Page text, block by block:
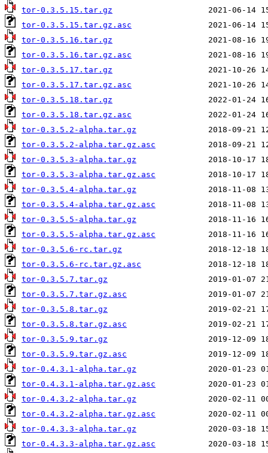
tor-0.3.5.15.tar.gz
tor-0.3.5.15.tar.gz.asc
tor-0.3.5.16.tar.gz
tor-0.3.5.16.tar.gz.asc
tor-0.3.5.17.tar.gz
tor-0.3.5.17.tar.gz.asc
tor-0.3.5.18.tar.gz
tor-0.3.5.18.tar.gz.asc
tor-0.3.5.2-alpha.tar.gz
tor-0.3.5.2-alpha.tar.gz.asc
tor-0.3.5.3-alpha.tar.gz
tor-0.3.5.3-alpha.tar.gz.asc
tor-0.3.5.4-alpha.tar.gz
tor-0.3.5.4-alpha.tar.gz.asc
tor-0.3.5.5-alpha.tar.gz
tor-0.3.5.5-alpha.tar.gz.asc
tor-0.3.5.6-rc.tar.gz
tor-0.3.5.6-rc.tar.gz.asc
tor-0.3.5.7.tar.gz
tor-0.3.5.7.tar.gz.asc
tor-0.3.5.8.tar.gz
tor-0.3.5.8.tar.gz.asc
tor-0.3.5.9.tar.gz
tor-0.3.5.9.tar.gz.asc
tor-0.4.3.1-alpha.tar.gz
tor-0.4.3.1-alpha.tar.gz.asc
tor-0.4.3.2-alpha.tar.gz
tor-0.4.3.2-alpha.tar.gz.asc
tor-0.4.3.3-alpha.tar.gz
tor-0.4.3.3-alpha.tar.gz.asc